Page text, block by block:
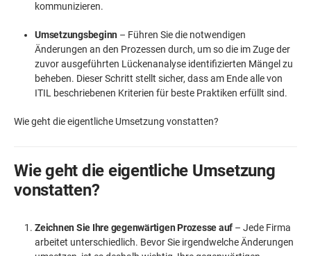
kommunizieren.
Umsetzungsbeginn – Führen Sie die notwendigen
Änderungen an den Prozessen durch, um so die im Zuge der
zuvor ausgeführten Lückenanalyse identifizierten Mängel zu
beheben. Dieser Schritt stellt sicher, dass am Ende alle von
ITIL beschriebenen Kriterien für beste Praktiken erfüllt sind.
Wie geht die eigentliche Umsetzung vonstatten?
Wie geht die eigentliche Umsetzung
vonstatten?
Zeichnen Sie Ihre gegenwärtigen Prozesse auf – Jede Firma
arbeitet unterschiedlich. Bevor Sie irgendwelche Änderungen